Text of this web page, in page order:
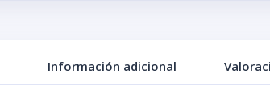
Información adicional